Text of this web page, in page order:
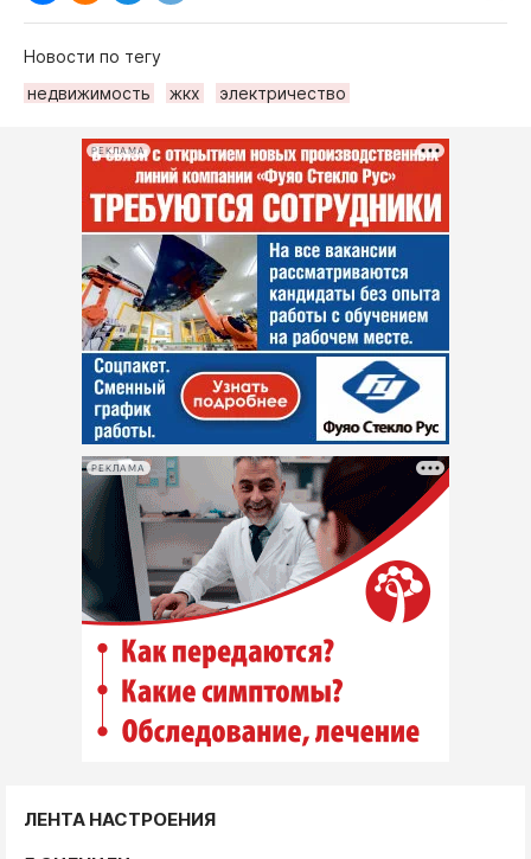
Новости по тегу
недвижимость
жкх электричество
РЕКЛАМА
РЕКЛАМА
ЛЕНТА НАСТРОЕНИЯ